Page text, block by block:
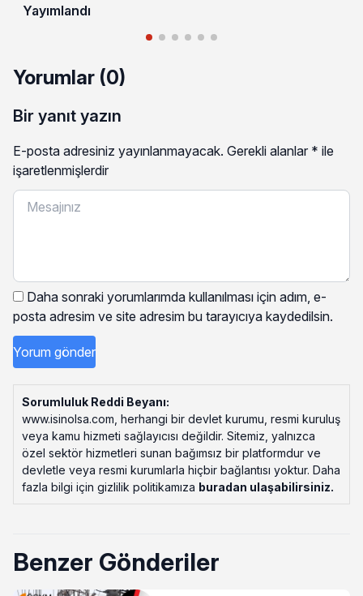
Yayımlandı
Yorumlar (0)
Bir yanıt yazın
E-posta adresiniz yayınlanmayacak. Gerekli alanlar * ile
işaretlenmişlerdir
Daha sonraki yorumlarımda kullanılması için adım, e-
posta adresim ve site adresim bu tarayıcıya kaydedilsin.
Sorumluluk Reddi Beyanı:
www.isinolsa.com, herhangi bir devlet kurumu, resmi kuruluş
veya kamu hizmeti sağlayıcısı değildir. Sitemiz, yalnızca
özel sektör hizmetleri sunan bağımsız bir platformdur ve
devletle veya resmi kurumlarla hiçbir bağlantısı yoktur. Daha
fazla bilgi için gizlilik politikamıza buradan ulaşabilirsiniz.
Benzer Gönderiler